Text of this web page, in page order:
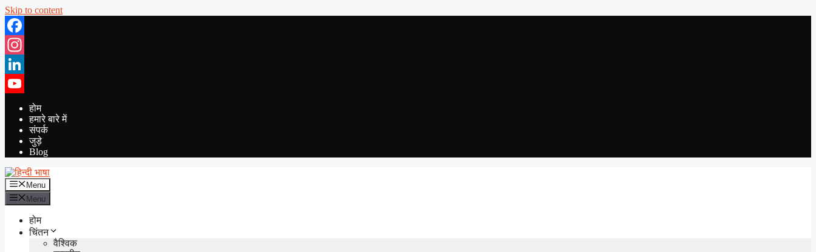
Skip to content
Facebook
Instagram
LinkedIn
YouTube
होम
हमारे बारे में
संपर्क
जुड़े
Blog
Menu
Menu
होम
चिंतन
वैश्विक